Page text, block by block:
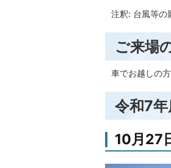
注釈: 台風等の
ご来場
車でお越しの
令和7
10月27